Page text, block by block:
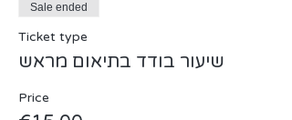
Sale ended
Ticket type
שיעור בודד בתיאום מראש
Price